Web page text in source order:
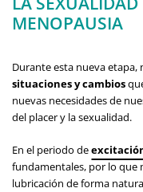
MENOPAUSIA
Durante esta nueva
situaciones y cambios
nuevas necesidades de
del placer y la sexualidad.
En el periodo de
fundamentales, por lo que
lubricación de forma